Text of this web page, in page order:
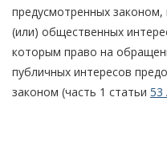
предусмотренных законом,
(или) общественных
которым право на
публичных интересов
законом (часть 1 статьи 53